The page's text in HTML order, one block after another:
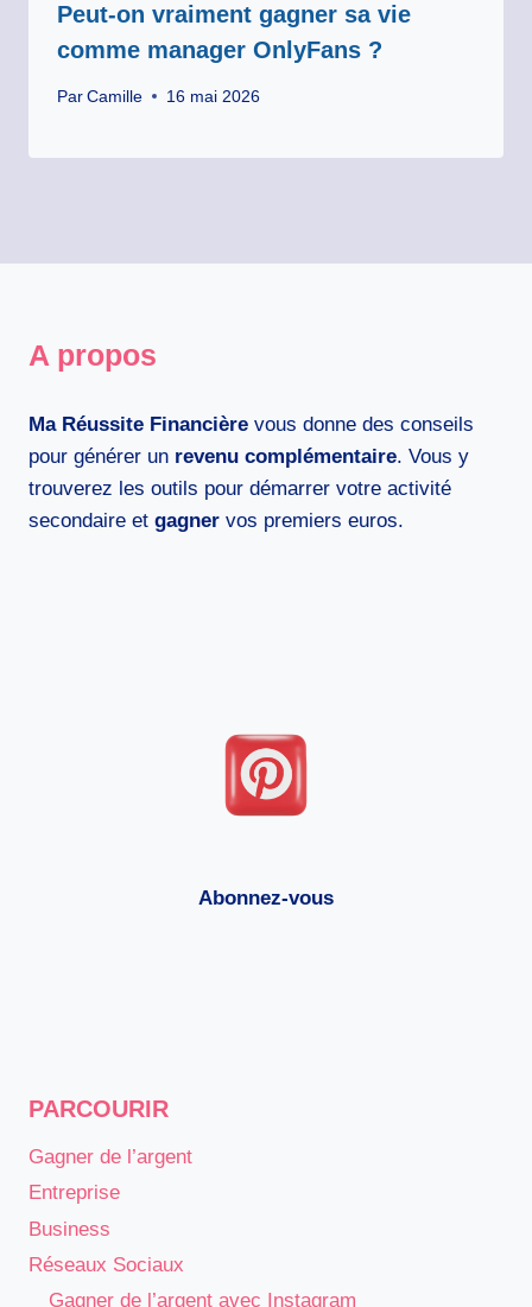
Peut-on vraiment gagner sa vie
comme manager OnlyFans ?
Par Camille 16 mai 2026
A propos
Ma Réussite Financière vous donne des conseils
pour générer un revenu complémentaire. Vous y
trouverez les outils pour démarrer votre activité
secondaire et gagner vos premiers euros.
Abonnez-vous
PARCOURIR
Gagner de l’argent
Entreprise
Business
Réseaux Sociaux
Gagner de l’argent avec Instagram